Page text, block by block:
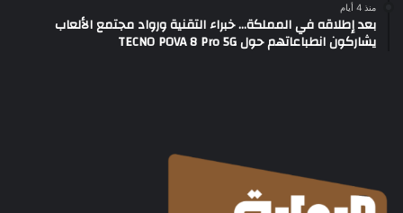
منذ 4 أيام
بعد إطلاقه في المملكة… خبراء التقنية ورواد مجتمع الألعاب
يشاركون انطباعاتهم حول TECNO POVA 8 Pro 5G